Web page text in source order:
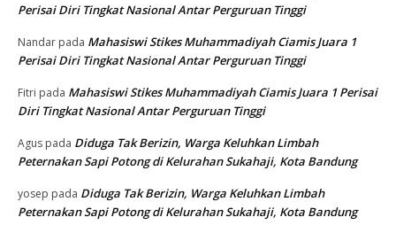
Perisai Diri Tingkat Nasional Antar Perguruan Tinggi
Nandar pada Mahasiswi Stikes Muhammadiyah Ciamis Juara 1
Perisai Diri Tingkat Nasional Antar Perguruan Tinggi
Fitri pada Mahasiswi Stikes Muhammadiyah Ciamis Juara 1 Perisai
Diri Tingkat Nasional Antar Perguruan Tinggi
Agus pada Diduga Tak Berizin, Warga Keluhkan Limbah
Peternakan Sapi Potong di Kelurahan Sukahaji, Kota Bandung
yosep pada Diduga Tak Berizin, Warga Keluhkan Limbah
Peternakan Sapi Potong di Kelurahan Sukahaji, Kota Bandung